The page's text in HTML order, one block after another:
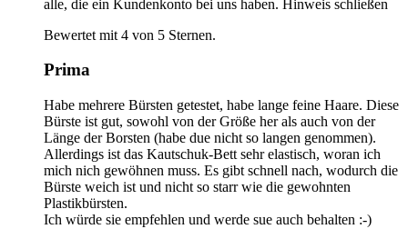
alle, die ein Kundenkonto bei uns haben. Hinweis schließen
Bewertet mit 4 von 5 Sternen.
Prima
Habe mehrere Bürsten getestet, habe lange feine Haare. Diese
Bürste ist gut, sowohl von der Größe her als auch von der
Länge der Borsten (habe due nicht so langen genommen).
Allerdings ist das Kautschuk-Bett sehr elastisch, woran ich
mich nich gewöhnen muss. Es gibt schnell nach, wodurch die
Bürste weich ist und nicht so starr wie die gewohnten
Plastikbürsten.
Ich würde sie empfehlen und werde sue auch behalten :-)